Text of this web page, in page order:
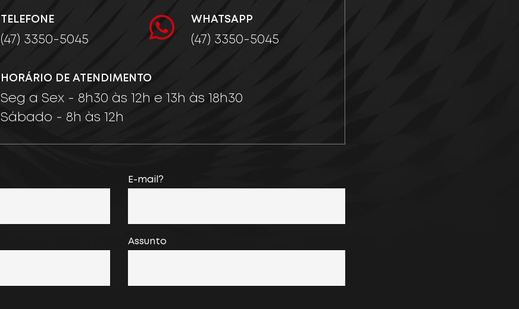
TELEFONE
(47) 3350-5045
WHATSAPP
(47) 3350-5045
HORÁRIO DE ATENDIMENTO
Seg a Sex - 8h30 às 12h e 13h às 18h30
Sábado - 8h às 12h
E-mail?
Assunto